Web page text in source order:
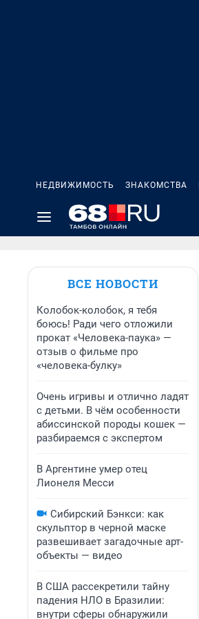
НЕДВИЖИМОСТЬ ЗНАКОМСТВА
ВСЕ НОВОСТИ
Колобок-колобок, я тебя
боюсь! Ради чего отложили
прокат «Человека-паука» —
отзыв о фильме про
«человека-булку»
Очень игривы и отлично ладят
с детьми. В чём особенности
абиссинской породы кошек —
разбираемся с экспертом
В Аргентине умер отец
Лионеля Месси
Сибирский Бэнкси: как
скульптор в черной маске
развешивает загадочные арт-
объекты — видео
В США рассекретили тайну
падения НЛО в Бразилии:
внутри сферы обнаружили